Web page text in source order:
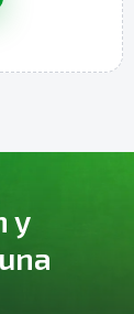
y